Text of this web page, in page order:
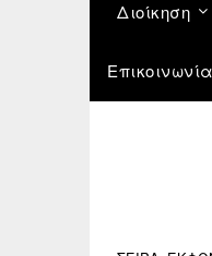
Διοίκηση
Επικοινωνία